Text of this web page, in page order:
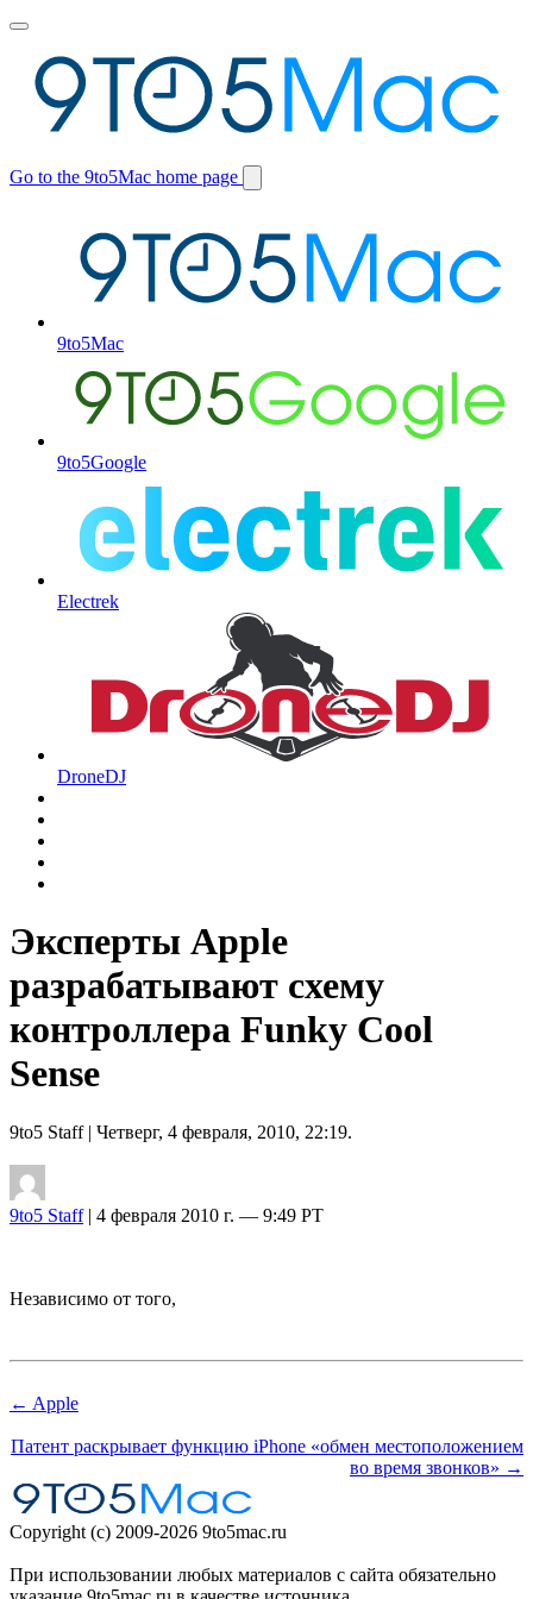
Toggle
menu
Go to the 9to5Mac home page
Switch
9to5Mac
9to5Google
Electrek
DroneDJ
Эксперты Apple
разрабатывают схему
контроллера Funky Cool
Sense
9to5 Staff| Четверг, 4 февраля, 2010, 22:19.
9to5 Staff| 4 февраля 2010 г. — 9:49 PT
Независимо от того,
← Apple
Патент раскрывает функцию iPhone «обмен местоположением
во время звонков» →
Copyright (c) 2009-2026 9to5mac.ru
При использовании любых материалов с сайта обязательно